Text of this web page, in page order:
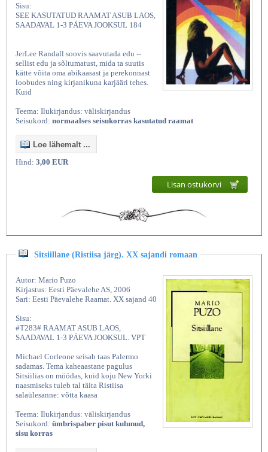
Sisu:
SEE KASUTATUD RAAMAT ASUB LAOS,
SAADAVAL 1-3 PÄEVA JOOKSUL 184
JerLee Randall soovis saavutada edu --
sellist edu ja sõltumatust, mida ta suutis
kätte võita oma abikaasast ja perekonnast
loobudes ning kirjanikuna karjääri tehes.
Kuid
Teema: Ilukirjandus: väliskirjandus
Seisukord: normaalses seisukorras kasutatud raamat
Loe lähemalt ...
Hind: 3,00 EUR
Lisan ostukorvi
Sitsiillane (Ristiisa järg). XX sajandi romaan
Autor: Mario Puzo
Kirjastus: Eesti Päevalehe AS, 2006
Sari: Eesti Päevalehe Raamat. XX sajand 40
Sisu:
#T283# RAAMAT ASUB LAOS,
SAADAVAL 1-3 PÄEVA JOOKSUL. VPT
Michael Corleone seisab taas Palermo
sadamas. Tema kaheaastane pagulus
Sitsiilias on möödas, kuid koju New Yorki
naasmiseks tuleb tal täita Ristiisa
salaülesanne: võtta kaasa
Teema: Ilukirjandus: väliskirjandus
Seisukord: ümbrispaber pisut kulunud,
sisu korras